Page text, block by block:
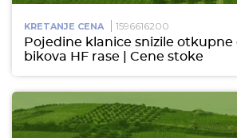
KRETANJE CENA 1596616200
Pojedine klanice snizile
bikova HF rase | Cene stoke